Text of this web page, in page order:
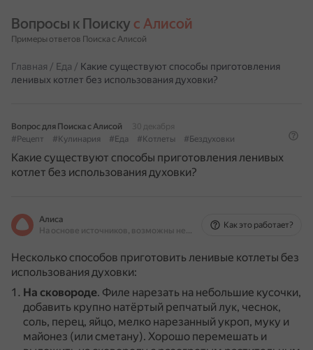
Вопросы к Поиску с Алисой
Примеры ответов Поиска с Алисой
Главная / Еда / Какие существуют способы приготовления
ленивых котлет без использования духовки?
Вопрос для Поиска с Алисой
30 декабря
#Рецепт
#Кулинария #Еда #Котлеты #Бездуховки
Какие существуют способы приготовления ленивых
котлет без использования духовки?
Алиса
На основе источников, возможны неточности
Как это работает?
Несколько способов приготовить ленивые котлеты без
использования духовки:
На сковороде. Филе нарезать на небольшие кусочки,
добавить крупно натёртый репчатый лук, чеснок,
соль, перец, яйцо, мелко нарезанный укроп, муку и
майонез (или сметану). Хорошо перемешать и